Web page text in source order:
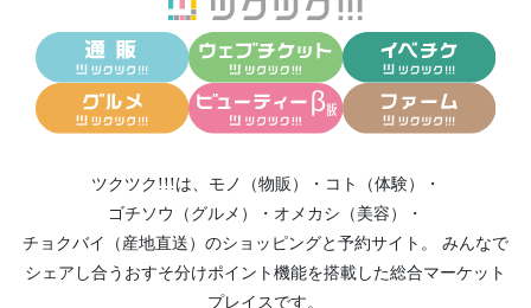
ツクツク!!!は、 モノ（物販） ・ コト（体験）
・
ゴチソウ（グルメ）
・ オメカシ（美容）
・
チョクバイ（産地直送） のショッピングと予約サイト。
みんなで
シェアし合う おすそ分けポイント機能を搭載した総合マーケット
プレイスです。